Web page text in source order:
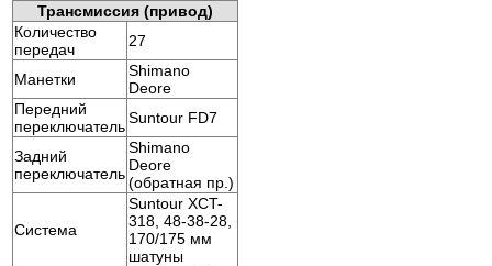
Трансмиссия (привод)
Количество
передач
27
Манетки
Shimano
Deore
Передний
переключательSuntour FD7
Задний
переключатель
Shimano
Deore
(обратная пр.)
Система
Suntour XCT-
318, 48-38-28,
170/175 мм
шатуны